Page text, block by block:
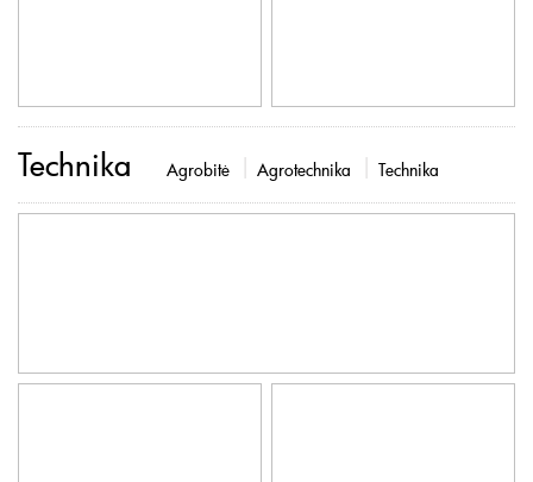
Technika Agrobitė Agrotechnika Technika